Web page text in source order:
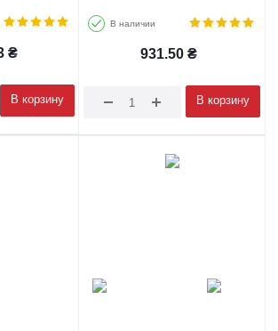
₴
В корзину
В наличии
931.50 ₴
В корзину